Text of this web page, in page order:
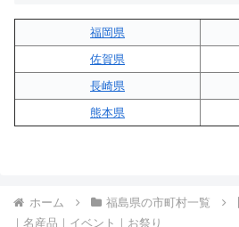
福岡県
佐賀県
長崎県
熊本県
ホーム 福島県の市町村一覧
｜名産品｜イベント｜お祭り